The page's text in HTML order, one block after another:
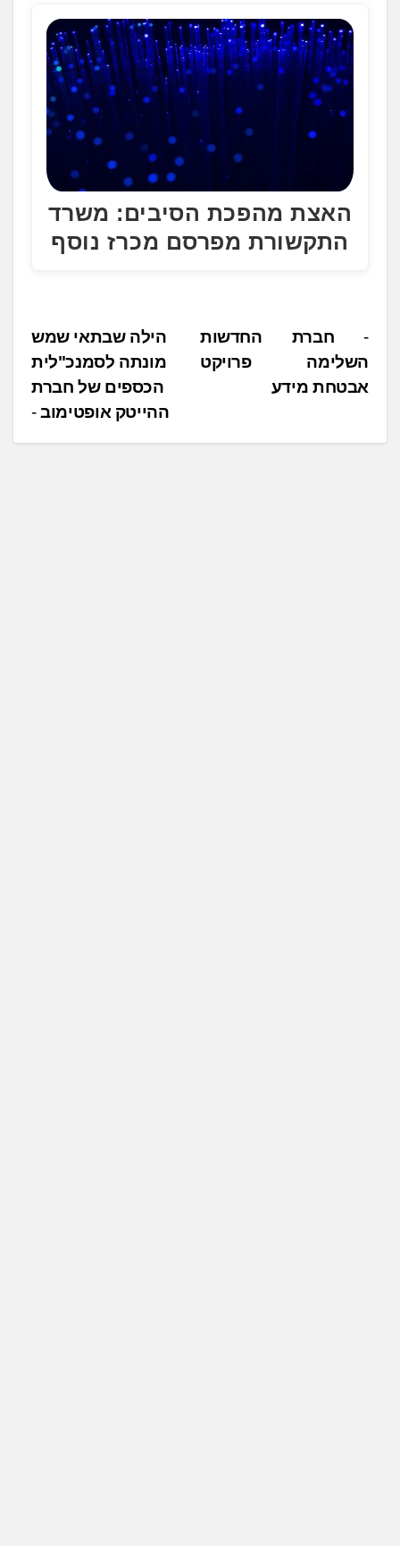
.
.
האצת מהפכת הסיבים: משרד
התקשורת מפרסם מכרז נוסף
נ
י
ו
הילה שבתאי שמש
מונתה לסמנכ"לית
הכספים של חברת
ההייטק אופטימוב
חברת החדשות
השלימה פרויקט
אבטחת מידע